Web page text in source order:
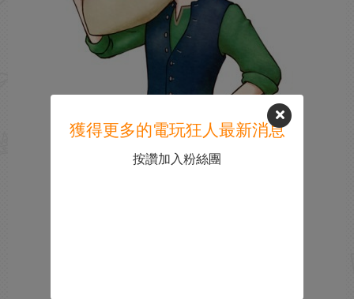
獲得更多的電玩狂人最新消息
按讚加入粉絲團